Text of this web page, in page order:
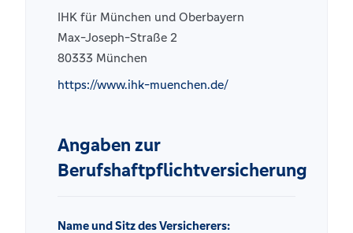
IHK für München und Oberbayern
Max-Joseph-Straße 2
80333 München
https://www.ihk-muenchen.de/
Angaben zur
Berufshaftpflichtversicherung
Name und Sitz des Versicherers: